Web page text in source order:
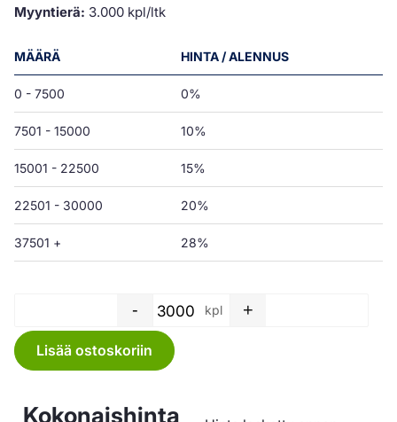
Myyntierä: 3.000 kpl/ltk
MÄÄRÄ HINTA / ALENNUS
0 - 7500 0%
7501 - 15000 10%
15001 - 22500 15%
22501 - 30000 20%
37501 + 28%
Sivusaumapussi Blokissa -
- kpl +
Lisää ostoskoriin
Kokonaishinta